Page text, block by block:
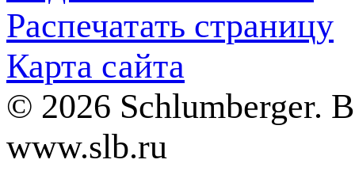
Распечатать страницу
Карта сайта
© 2026 Schlumberger.
www.slb.ru